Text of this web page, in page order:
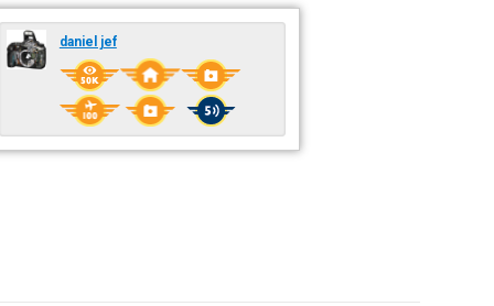
daniel jef